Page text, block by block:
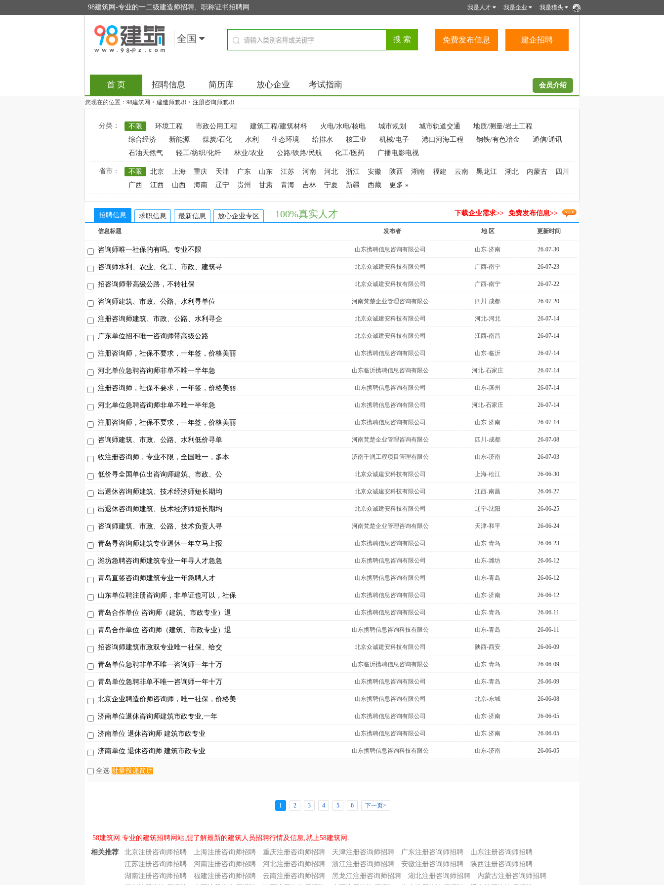
98建筑网-专业的一二级建造师招聘、职称证书招聘网 我是人才 我是企业 我是猎头
全国 免费发布信息 建企招聘
首 页 招聘信息 简历库 放心企业 考试指南 会员介绍
您现在的位置： 98建筑网 > 建造师兼职 > 注册咨询师兼职
分类： 不限 环境工程 市政公用工程 建筑工程/建筑材料 火电/水电/核电 城市规划 城市轨道交通
地质/测量/岩土工程
综合经济
新能源 煤炭/石化 水利 生态环境 给排水 核工业 机械/电子 港口河海工程 钢铁/有色冶金
通信/通讯
石油天然气
轻工/纺织/化纤 林业/农业 公路/铁路/民航 化工/医药 广播电影电视
省市： 不限 北京 上海 重庆 天津 广东 山东 江苏 河南 河北 浙江 安徽 陕西 湖南 福建 云南 黑龙江 湖北 内蒙古
四川
广西
江西 山西 海南 辽宁 贵州 甘肃 青海 吉林 宁夏 新疆 西藏 更多 »
招聘信息 求职信息 最新信息 放心企业专区 100%真实人才 下载企业需求>> 免费发布信息>>
信息标题 发布者 地 区 更新时间
咨询师唯一社保的有吗。专业不限 山东携聘信息咨询有限公司 山东-济南 26-07-30
咨询师水利、农业、化工、市政、建筑寻 北京众诚建安科技有限公司 广西-南宁 26-07-23
招咨询师带高级公路，不转社保 北京众诚建安科技有限公司 广西-南宁 26-07-22
咨询师建筑、市政、公路、水利寻单位 河南梵楚企业管理咨询有限公 四川-成都 26-07-20
注册咨询师建筑、市政、公路、水利寻企 北京众诚建安科技有限公司 河北-河北 26-07-14
广东单位招不唯一咨询师带高级公路 北京众诚建安科技有限公司 江西-南昌 26-07-14
注册咨询师，社保不要求，一年签，价格美丽 山东携聘信息咨询有限公司 山东-临沂 26-07-14
河北单位急聘咨询师非单不唯一半年急 山东临沂携聘信息咨询有限公 河北-石家庄 26-07-14
注册咨询师，社保不要求，一年签，价格美丽 山东携聘信息咨询有限公司 山东-滨州 26-07-14
河北单位急聘咨询师非单不唯一半年急 山东携聘信息咨询有限公司 河北-石家庄 26-07-14
注册咨询师，社保不要求，一年签，价格美丽 山东携聘信息咨询有限公司 山东-济南 26-07-14
咨询师建筑、市政、公路、水利低价寻单 河南梵楚企业管理咨询有限公 四川-成都 26-07-08
收注册咨询师，专业不限，全国唯一，多本 济南千润工程项目管理有限公 山东-济南 26-07-03
低价寻全国单位出咨询师建筑、市政、公 北京众诚建安科技有限公司 上海-松江 26-06-30
出退休咨询师建筑、技术经济师短长期均 北京众诚建安科技有限公司 江西-南昌 26-06-27
出退休咨询师建筑、技术经济师短长期均 北京众诚建安科技有限公司 辽宁-沈阳 26-06-25
咨询师建筑、市政、公路、技术负责人寻 河南梵楚企业管理咨询有限公 天津-和平 26-06-24
青岛寻咨询师建筑专业退休一年立马上报 山东携聘信息咨询有限公司 山东-青岛 26-06-23
潍坊急聘咨询师建筑专业一年寻人才急急 山东携聘信息咨询有限公司 山东-潍坊 26-06-12
青岛直签咨询师建筑专业一年急聘人才 山东携聘信息咨询有限公司 山东-青岛 26-06-12
山东单位聘注册咨询师，非单证也可以，社保 山东携聘信息咨询有限公司 山东-济南 26-06-12
青岛合作单位 咨询师（建筑、市政专业）退 山东携聘信息咨询有限公司 山东-青岛 26-06-11
青岛合作单位 咨询师（建筑、市政专业）退 山东携聘信息咨询科技有限公 山东-青岛 26-06-11
招咨询师建筑市政双专业唯一社保、给交 北京众诚建安科技有限公司 陕西-西安 26-06-09
青岛单位急聘非单不唯一咨询师一年十万 山东临沂携聘信息咨询有限公 山东-青岛 26-06-09
青岛单位急聘非单不唯一咨询师一年十万 山东携聘信息咨询有限公司 山东-青岛 26-06-09
北京企业聘造价师咨询师，唯一社保，价格美 山东携聘信息咨询有限公司 北京-东城 26-06-08
济南单位退休咨询师建筑市政专业,一年 山东携聘信息咨询有限公司 山东-济南 26-06-05
济南单位 退休咨询师 建筑市政专业 山东携聘信息咨询有限公司 山东-济南 26-06-05
济南单位 退休咨询师 建筑市政专业 山东携聘信息咨询科技有限公 山东-济南 26-06-05
全选 批量投递简历
1 2 3 4 5 6 下一页>
58建筑网:专业的建筑招聘网站,想了解最新的建筑人员招聘行情及信息,就上58建筑网.
相关推荐
北京注册咨询师招聘 上海注册咨询师招聘 重庆注册咨询师招聘 天津注册咨询师招聘 广东注册咨询师招聘
山东注册咨询师招聘
江苏注册咨询师招聘
河南注册咨询师招聘 河北注册咨询师招聘 浙江注册咨询师招聘 安徽注册咨询师招聘
陕西注册咨询师招聘
湖南注册咨询师招聘
福建注册咨询师招聘 云南注册咨询师招聘 黑龙江注册咨询师招聘 湖北注册咨询师招聘
内蒙古注册咨询师招聘